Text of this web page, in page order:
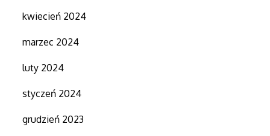
kwiecień 2024
marzec 2024
luty 2024
styczeń 2024
grudzień 2023